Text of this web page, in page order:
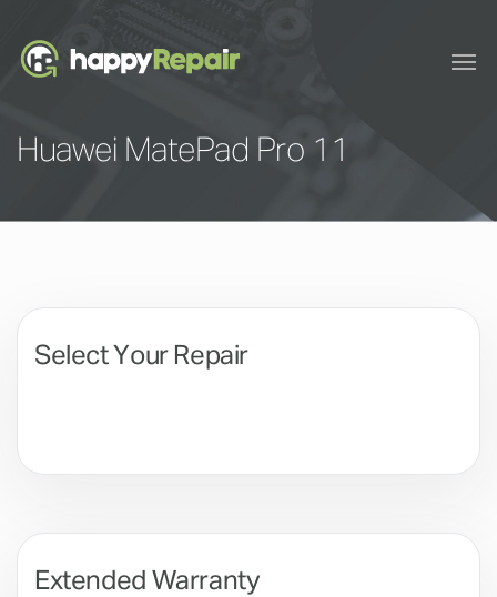
Huawei MatePad Pro 11
Select Your Repair
Extended Warranty